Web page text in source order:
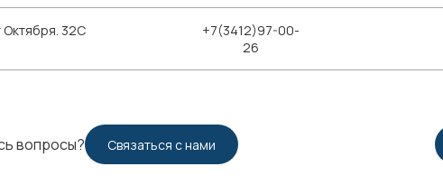
Октября. 32С
+7(3412)97-00-
26
вопросы? Связаться с нами